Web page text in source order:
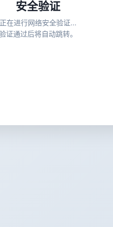
安全验证
正在进行网络安全验证...
证通过后将自动跳转。